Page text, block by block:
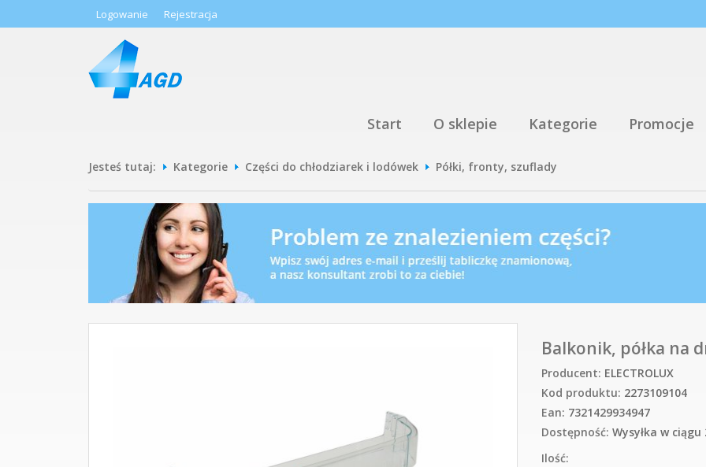
Logowanie Rejestracja
Start O sklepie Kategorie Promocje
Jesteś tutaj: Kategorie Części do chłodziarek i lodówek Półki, fronty, szuflady
Balkonik, półka na
Producent: ELECTROLUX
Kod produktu: 2273109104
Ean: 7321429934947
Dostępność: Wysyłka w ciągu
Ilość: